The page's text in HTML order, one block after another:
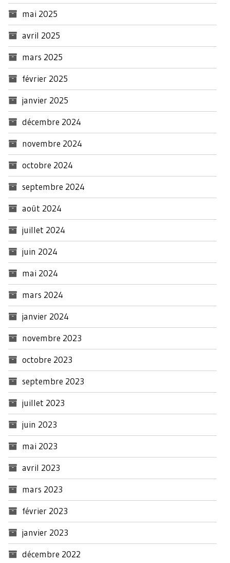
mai 2025
avril 2025
mars 2025
février 2025
janvier 2025
décembre 2024
novembre 2024
octobre 2024
septembre 2024
août 2024
juillet 2024
juin 2024
mai 2024
mars 2024
janvier 2024
novembre 2023
octobre 2023
septembre 2023
juillet 2023
juin 2023
mai 2023
avril 2023
mars 2023
février 2023
janvier 2023
décembre 2022